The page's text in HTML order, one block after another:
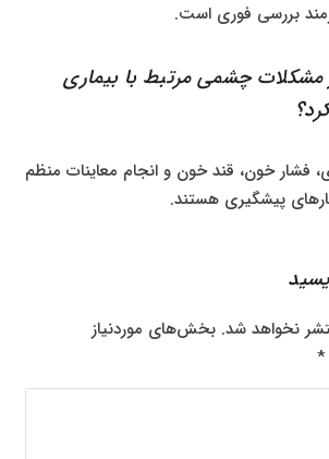
بررسی فوری است.
مشکلات چشمی مرتبط با بیماری
فشار خون، قند خون و انجام معاینات منظم
پیشگیری هستند.
نخواهد شد. بخش‌های موردنیاز
*